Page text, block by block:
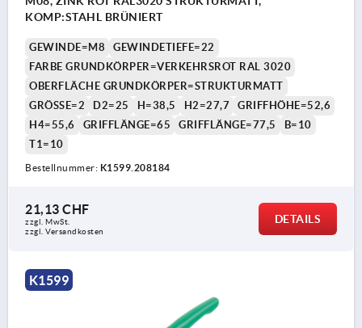
KOMP:STAHL BRÜNIERT
GEWINDE=M8
GEWINDETIEFE=22
FARBE GRUNDKÖRPER=VERKEHRSROT RAL 3020
OBERFLÄCHE GRUNDKÖRPER=STRUKTURMATT
GRÖSSE=2
D2=25 H=38,5 H2=27,7
GRIFFHÖHE=52,6
H4=55,6
GRIFFLÄNGE=65 GRIFFLÄNGE=77,5
B=10
T1=10
Bestellnummer: K1599.208184
21,13 CHF
zzgl. MwSt.
zzgl. Versandkosten
DETAILS
K1599